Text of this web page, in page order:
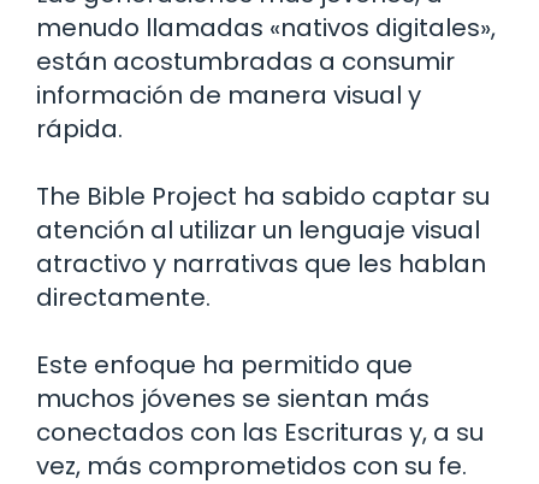
menudo llamadas «nativos digitales»,
están acostumbradas a consumir
información de manera visual y
rápida.
The Bible Project ha sabido captar su
atención al utilizar un lenguaje visual
atractivo y narrativas que les hablan
directamente.
Este enfoque ha permitido que
muchos jóvenes se sientan más
conectados con las Escrituras y, a su
vez, más comprometidos con su fe.